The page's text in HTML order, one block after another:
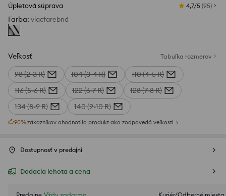
Úpletová súprava 4,7/5 (95)
Farba: viacfarebná
Veľkosť Tabuľka rozmerov
98 (2-3 R) 104 (3-4 R)
110 (4-5 R)
116 (5-6 R)
122 (6-7 R)
128 (7-8 R)
134 (8-9 R)
140 (9-10 R)
90%zákazníkov ohodnotilo produkt ako zodpovedá veľkosti
Dostupnosť v predajni
Dodacia lehota a cena